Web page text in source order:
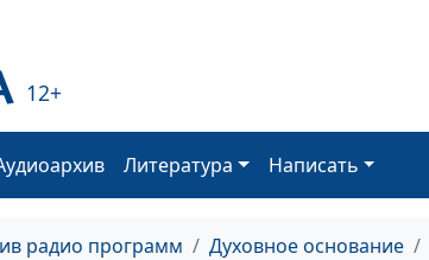
12+
Литература Написать
радио программ Духовное основание